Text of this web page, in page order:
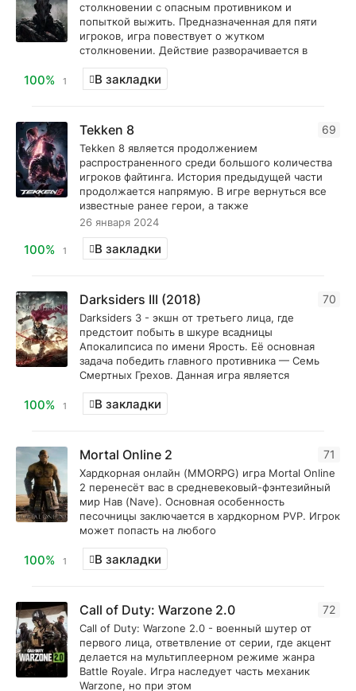
столкновении с опасным противником и
попыткой выжить. Предназначенная для пяти
игроков, игра повествует о жутком
столкновении. Действие разворачивается в
100% 1 В закладки
69
Tekken 8
Tekken 8 является продолжением
распространенного среди большого количества
игроков файтинга. История предыдущей части
продолжается напрямую. В игре вернуться все
известные ранее герои, а также
26 января 2024
100% 1 В закладки
70
Darksiders III (2018)
Darksiders 3 - экшн от третьего лица, где
предстоит побыть в шкуре всадницы
Апокалипсиса по имени Ярость. Её основная
задача победить главного противника — Семь
Смертных Грехов. Данная игра является
100% 1 В закладки
71
Mortal Online 2
Хардкорная онлайн (MMORPG) игра Mortal Online
2 перенесёт вас в средневековый-фэнтезийный
мир Нав (Nave). Основная особенность
песочницы заключается в хардкорном PVP. Игрок
может попасть на любого
100% 1 В закладки
72
Call of Duty: Warzone 2.0
Call of Duty: Warzone 2.0 - военный шутер от
первого лица, ответвление от серии, где акцент
делается на мультиплеерном режиме жанра
Battle Royale. Игра наследует часть механик
Warzone, но при этом